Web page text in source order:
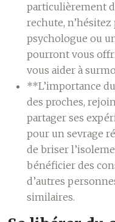
particulièrement
rechute,
psychologue ou
pourront vous
vous aider à
**L’importance
des proches,
partager ses
pour un sevrage
de briser
bénéficier des
d’autres
similaires.